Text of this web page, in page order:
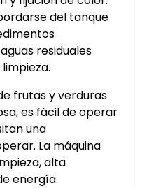
del tanque
residuales
frutas y verduras
es fácil de operar
una
La máquina
alta
energía.